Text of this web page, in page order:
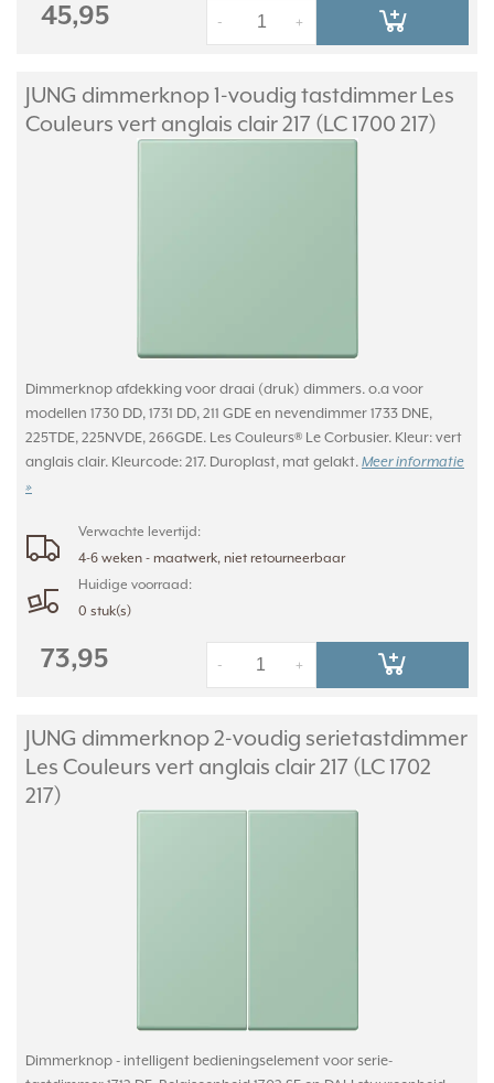
45,95 +
-
JUNG dimmerknop 1-voudig tastdimmer Les
Couleurs vert anglais clair 217 (LC 1700 217)
Dimmerknop afdekking voor draai (druk) dimmers. o.a voor
modellen 1730 DD, 1731 DD, 211 GDE en nevendimmer 1733 DNE,
225TDE, 225NVDE, 266GDE. Les Couleurs® Le Corbusier. Kleur: vert
anglais clair. Kleurcode: 217. Duroplast, mat gelakt. Meer informatie
»
Verwachte levertijd:
4-6 weken - maatwerk, niet retourneerbaar
Huidige voorraad:
0 stuk(s)
73,95 +
-
JUNG dimmerknop 2-voudig serietastdimmer
Les Couleurs vert anglais clair 217 (LC 1702
217)
Dimmerknop - intelligent bedieningselement voor serie-